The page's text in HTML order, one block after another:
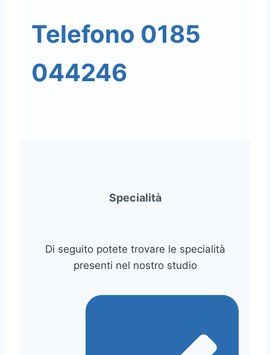
Telefono 0185
044246
Specialità
Di seguito potete trovare le specialità
presenti nel nostro studio